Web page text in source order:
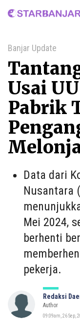
Home
Banjar Update
Usai
Pabrik
Data dari
Nusantara
Mei 2024,
berhenti
pekerja.
Redaksi
Author
09:09am, 26 Sep,